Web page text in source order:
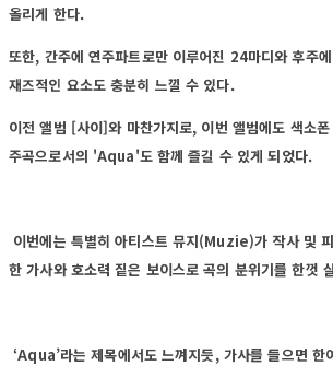
올리게 한다.
또한, 간주에 연주파트로만 이루어진 24마디와 후주
재즈적인 요소도 충분히 느낄 수 있다.
이전 앨범 [사이]와 마찬가지로, 이번 앨범에도 색소
주곡으로서의 'Aqua'도 함께 즐길 수 있게 되었다.
이번에는 특별히 아티스트 뮤지(Muzie)가 작사 및
한 가사와 호소력 짙은 보이스로 곡의 분위기를 한껏
‘Aqua’라는 제목에서도 느껴지듯, 가사를 들으면 한